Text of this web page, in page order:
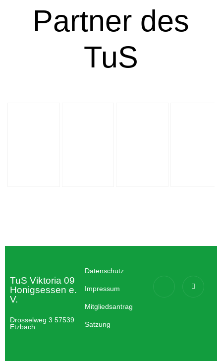
Partner des
TuS
TuS Viktoria 09
Honigsessen e.
V.
Drosselweg 3 57539
Etzbach
Datenschutz
Impressum
Mitgliedsantrag
Satzung